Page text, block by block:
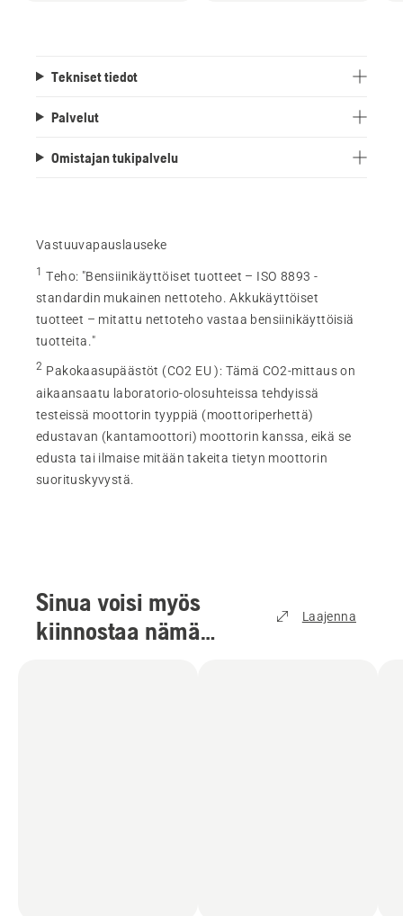
Tekniset tiedot
Palvelut
Omistajan tukipalvelu
Vastuuvapauslauseke
1 Teho: "Bensiinikäyttöiset tuotteet – ISO 8893 -
standardin mukainen nettoteho. Akkukäyttöiset
tuotteet – mitattu nettoteho vastaa bensiinikäyttöisiä
tuotteita."
2 Pakokaasupäästöt (CO2 EU ): Tämä CO2-mittaus on
aikaansaatu laboratorio-olosuhteissa tehdyissä
testeissä moottorin tyyppiä (moottoriperhettä)
edustavan (kantamoottori) moottorin kanssa, eikä se
edusta tai ilmaise mitään takeita tietyn moottorin
suorituskyvystä.
Sinua voisi myös
kiinnostaa nämä
Laajenna